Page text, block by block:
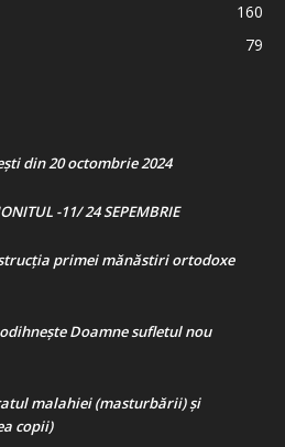
160
79
din 20 octombrie 2024
-11/ 24 SEPEMBRIE
primei mănăstiri ortodoxe
Doamne sufletul nou
malahiei (masturbării) şi
copii)